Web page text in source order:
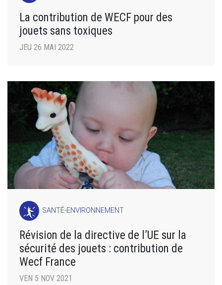
La contribution de WECF pour des
jouets sans toxiques
JEU 26 MAI 2022
SANTÉ-ENVIRONNEMENT
Révision de la directive de l’UE sur la
sécurité des jouets : contribution de
Wecf France
VEN 5 NOV 2021